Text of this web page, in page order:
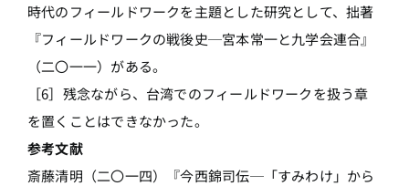
時代のフィールドワークを主題とした研究として、拙著
『フィールドワークの戦後史─宮本常一と九学会連合』
（二〇一一）がある。
［6］残念ながら、台湾でのフィールドワークを扱う章
を置くことはできなかった。
参考文献
斎藤清明（二〇一四）『今西錦司伝─「すみわけ」から